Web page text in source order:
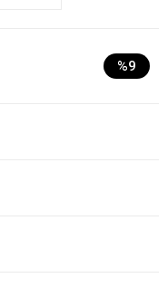
%9